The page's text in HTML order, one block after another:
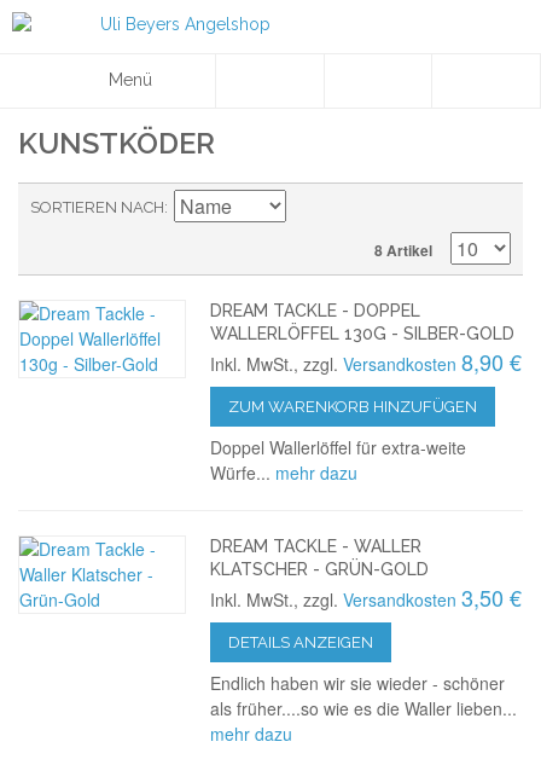
Menü
KUNSTKÖDER
SORTIEREN NACH
8 Artikel
DREAM TACKLE - DOPPEL
WALLERLÖFFEL 130G - SILBER-GOLD
Inkl. MwSt., zzgl.Versandkosten 8,90 €
ZUM WARENKORB HINZUFÜGEN
Doppel Wallerlöffel für extra-weite
Würfe... mehr dazu
DREAM TACKLE - WALLER
KLATSCHER - GRÜN-GOLD
Inkl. MwSt., zzgl.Versandkosten 3,50 €
DETAILS ANZEIGEN
Endlich haben wir sie wieder - schöner
als früher....so wie es die Waller lieben...
mehr dazu